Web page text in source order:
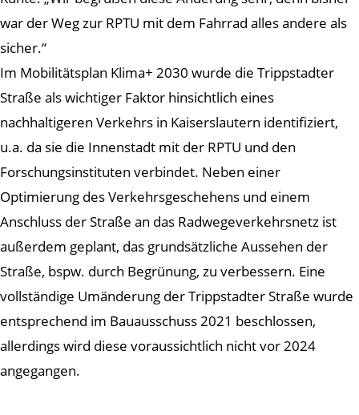
war der Weg zur RPTU mit dem Fahrrad alles andere als
sicher.“
Im Mobilitätsplan Klima+ 2030 wurde die Trippstadter
Straße als wichtiger Faktor hinsichtlich eines
nachhaltigeren Verkehrs in Kaiserslautern identifiziert,
u.a. da sie die Innenstadt mit der RPTU und den
Forschungsinstituten verbindet. Neben einer
Optimierung des Verkehrsgeschehens und einem
Anschluss der Straße an das Radwegeverkehrsnetz ist
außerdem geplant, das grundsätzliche Aussehen der
Straße, bspw. durch Begrünung, zu verbessern. Eine
vollständige Umänderung der Trippstadter Straße wurde
entsprechend im Bauausschuss 2021 beschlossen,
allerdings wird diese voraussichtlich nicht vor 2024
angegangen.